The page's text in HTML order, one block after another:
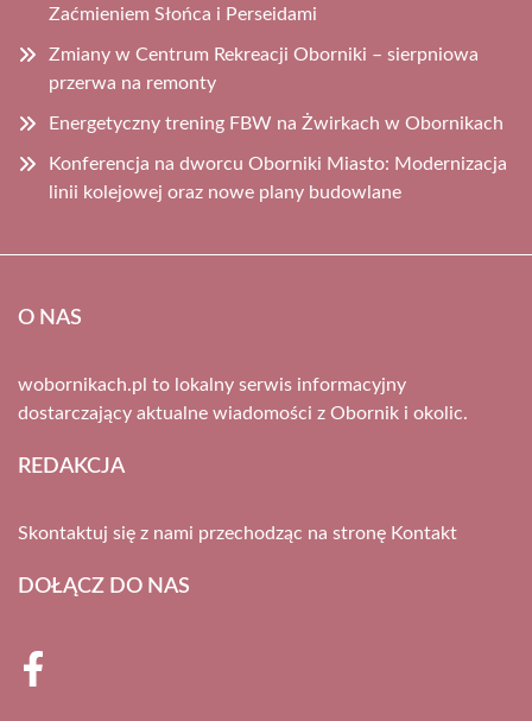
Zaćmieniem Słońca i Perseidami
Zmiany w Centrum Rekreacji Oborniki – sierpniowa
przerwa na remonty
Energetyczny trening FBW na Żwirkach w Obornikach
Konferencja na dworcu Oborniki Miasto: Modernizacja
linii kolejowej oraz nowe plany budowlane
O NAS
wobornikach.pl to lokalny serwis informacyjny
dostarczający aktualne wiadomości z Obornik i okolic.
REDAKCJA
Skontaktuj się z nami przechodząc na stronę Kontakt
DOŁĄCZ DO NAS